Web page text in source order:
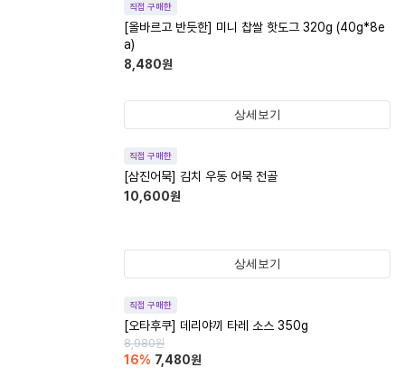
직접 구매한
[올바르고 반듯한] 미니 찹쌀 핫도그 320g (40g*8e
a)
8,480원
상세보기
직접 구매한
[삼진어묵] 김치 우동 어묵 전골
10,600원
상세보기
직접 구매한
[오타후쿠] 데리야끼 타레 소스 350g
8,980원
16% 7,480원